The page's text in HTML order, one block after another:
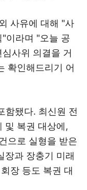
사유에 대해 "사
이라며 "오늘 공
사위 의결을 거
확인해드리기 어
함됐다. 최신원 전
및 복권 대상에,
으로 실형을 받은
장과 장충기 미래
장 등도 복권 대